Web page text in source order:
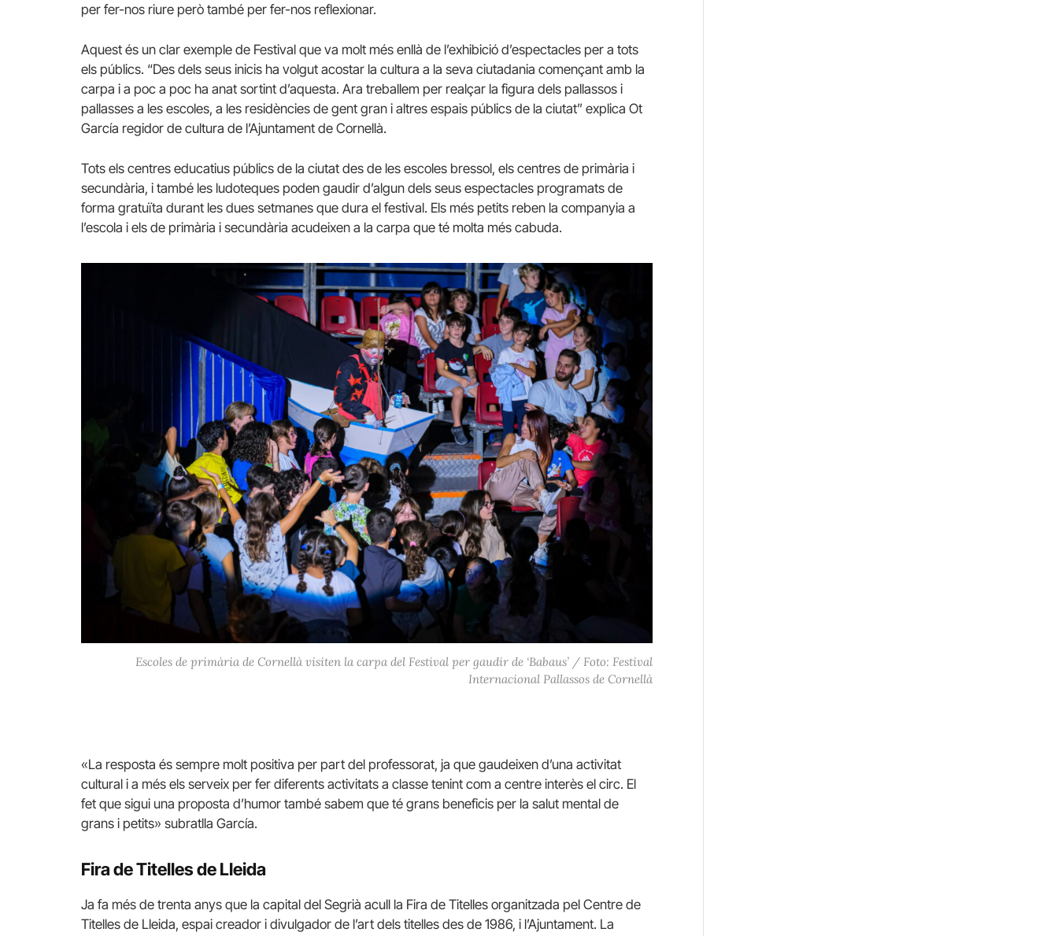
per fer-nos riure però també per fer-nos reflexionar.
Aquest és un clar exemple de Festival que va molt més enllà de l’exhibició d’espectacles per a tots
els públics. “Des dels seus inicis ha volgut acostar la cultura a la seva ciutadania començant amb la
carpa i a poc a poc ha anat sortint d’aquesta. Ara treballem per realçar la figura dels pallassos i
pallasses a les escoles, a les residències de gent gran i altres espais públics de la ciutat” explica Ot
García regidor de cultura de l’Ajuntament de Cornellà.
Tots els centres educatius públics de la ciutat des de les escoles bressol, els centres de primària i
secundària, i també les ludoteques poden gaudir d’algun dels seus espectacles programats de
forma gratuïta durant les dues setmanes que dura el festival. Els més petits reben la companyia a
l’escola i els de primària i secundària acudeixen a la carpa que té molta més cabuda.
Escoles de primària de Cornellà visiten la carpa del Festival per gaudir de ‘Babaus’ / Foto: Festival
Internacional Pallassos de Cornellà
«La resposta és sempre molt positiva per part del professorat, ja que gaudeixen d’una activitat
cultural i a més els serveix per fer diferents activitats a classe tenint com a centre interès el circ. El
fet que sigui una proposta d’humor també sabem que té grans beneficis per la salut mental de
grans i petits» subratlla García.
Fira de Titelles de Lleida
Ja fa més de trenta anys que la capital del Segrià acull la Fira de Titelles organitzada pel Centre de
Titelles de Lleida, espai creador i divulgador de l’art dels titelles des de 1986, i l’Ajuntament. La